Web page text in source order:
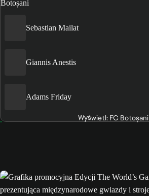
Sebastian Mailat
Giannis Anestis
Adams Friday
Wyświetl: FC Botoșani